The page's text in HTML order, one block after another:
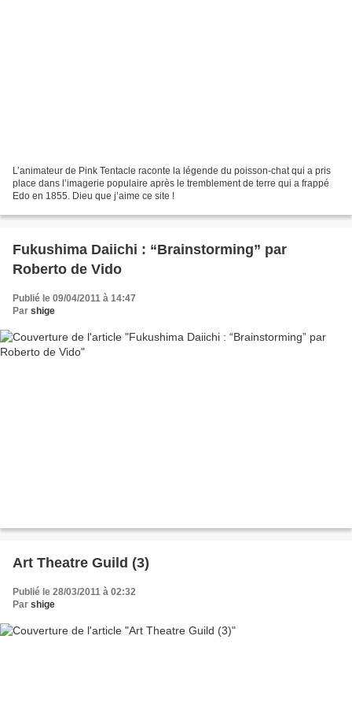
L’animateur de Pink Tentacle raconte la légende du poisson-chat qui a pris
place dans l’imagerie populaire après le tremblement de terre qui a frappé
Edo en 1855. Dieu que j’aime ce site !
Fukushima Daiichi : “Brainstorming” par
Roberto de Vido
Publié le 09/04/2011 à 14:47
Par shige
Art Theatre Guild (3)
Publié le 28/03/2011 à 02:32
Par shige